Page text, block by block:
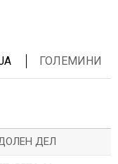
ГОЛЕМИНИ
ДЕЛ